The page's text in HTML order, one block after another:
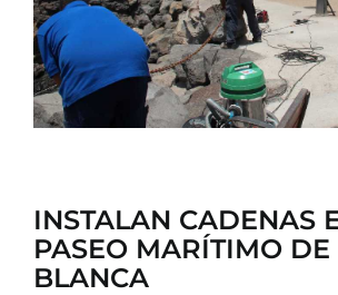
INSTALAN CADENAS
PASEO MARÍTIMO DE
BLANCA